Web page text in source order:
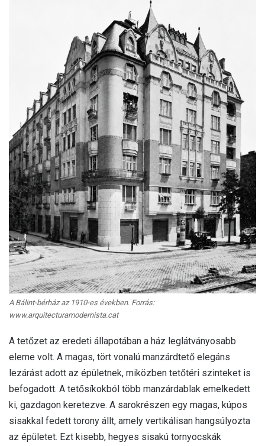
A Bálint-bérház az 1910-es években. Forrás:
www.arquitecturamodernista.cat
A tetőzet az eredeti állapotában a ház leglátványosabb
eleme volt. A magas, tört vonalú manzárdtető elegáns
lezárást adott az épületnek, miközben tetőtéri szinteket is
befogadott. A tetősíkokból több manzárdablak emelkedett
ki, gazdagon keretezve. A sarokrészen egy magas, kúpos
sisakkal fedett torony állt, amely vertikálisan hangsúlyozta
az épületet. Ezt kisebb, hegyes sisakú tornyocskák